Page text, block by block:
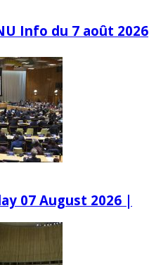
Info du 7 août 2026
07 August 2026 |